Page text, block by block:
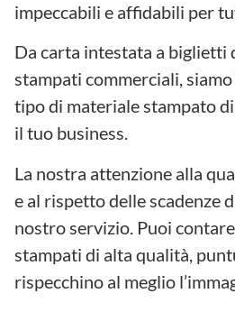
impeccabili e affidabili per
Da carta intestata a biglietti
stampati commerciali,
tipo di materiale stampato
il tuo business.
La nostra attenzione alla
e al rispetto delle scadenze
nostro servizio. Puoi
stampati di alta qualità,
rispecchino al meglio